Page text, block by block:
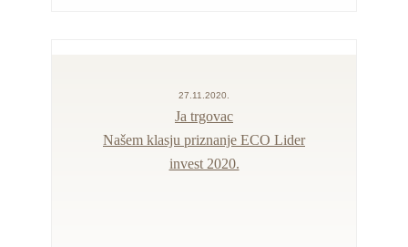
27.11.2020.
Ja trgovac
Našem klasju priznanje ECO Lider
invest 2020.